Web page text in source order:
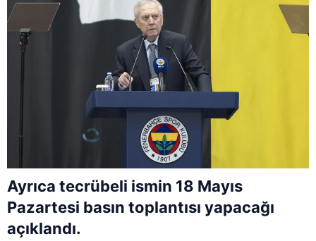
Ayrıca tecrübeli ismin 18 Mayıs
Pazartesi basın toplantısı yapacağı
açıklandı.